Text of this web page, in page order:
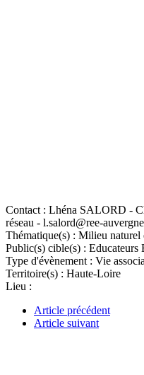
Contact : Lhéna SALORD -
réseau - l.salord@ree-
Thématique(s) : Milieu naturel
Public(s) cible(s) : Educateurs
Type d'évènement : Vie
Territoire(s) : Haute-Loire
Lieu :
Article précédent
Article suivant